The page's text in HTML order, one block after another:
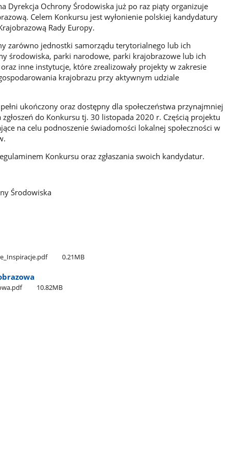
Dyrekcja Ochrony Środowiska już po raz piąty organizuje
Celem Konkursu jest wyłonienie polskiej kandydatury
Rady Europy.
zarówno jednostki samorządu terytorialnego lub ich
środowiska, parki narodowe, parki krajobrazowe lub ich
inne instytucje, które zrealizowały projekty w zakresie
krajobrazu przy aktywnym udziale
ukończony oraz dostępny dla społeczeństwa przynajmniej
do Konkursu tj. 30 listopada 2020 r. Częścią projektu
na celu podnoszenie świadomości lokalnej społeczności w
Konkursu oraz zgłaszania swoich kandydatur.
Środowiska
0.21MB
10.82MB